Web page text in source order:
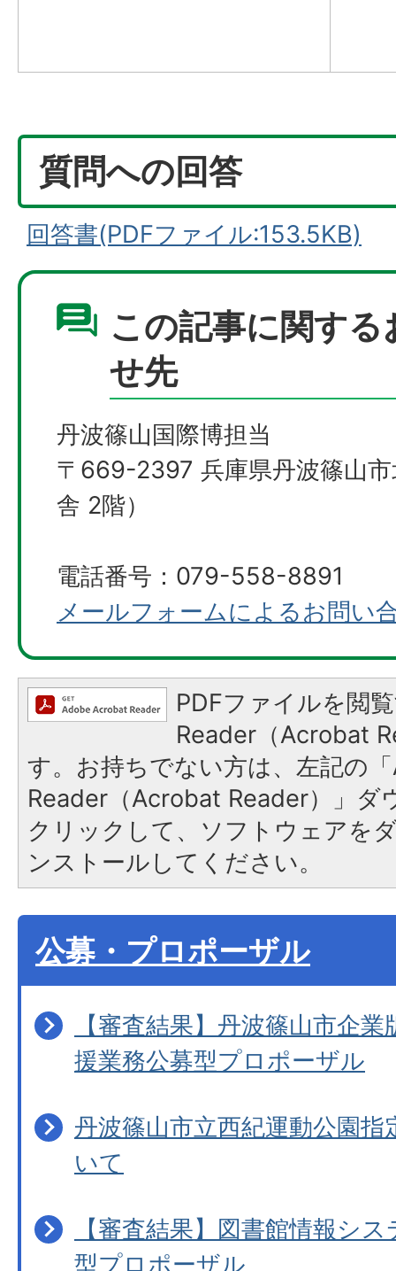
質問への回答
回答書(PDFファイル:153.5KB)
この記事に関する
せ先
丹波篠山国際博担当
〒669-2397 兵庫県丹波篠山
舎 2階）
電話番号：079-558-8891
メールフォームによるお問い
PDFファイルを閲
Reader（Acrobat
す。お持ちでない方は、左記の
Reader（Acrobat Reader）」ダ
クリックして、ソフトウェアを
ンストールしてください。
公募・プロポーザル
【審査結果】丹波篠山市企
援業務公募型プロポーザル
丹波篠山市立西紀運動公園
いて
【審査結果】図書館情報シ
型プロポーザル